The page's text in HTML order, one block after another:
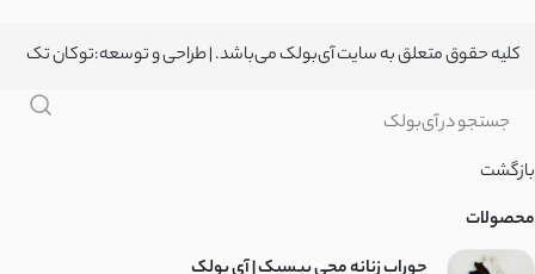
کلیه حقوق متعلق به سایت آی‌بولک می‌باشد. | طراحی و توسعه:توکان تک
بازگشت
محصولات